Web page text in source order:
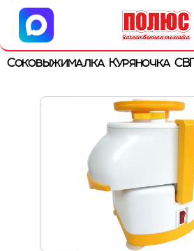
Центр бытовой
г. Ульяновск, ул.
Соковыжималка Куряночка